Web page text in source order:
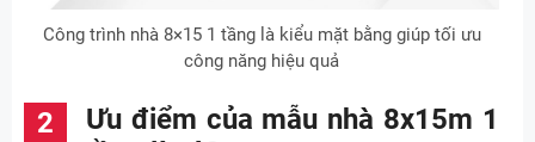
Công trình nhà 8×15 1 tầng là kiểu mặt bằng giúp tối ưu
công năng hiệu quả
Ưu điểm của mẫu nhà 8x15m 1